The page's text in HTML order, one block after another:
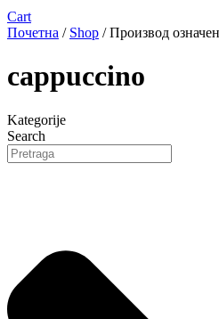
Cart
Почетна / Shop / Производ
cappuccino
Kategorije
Search